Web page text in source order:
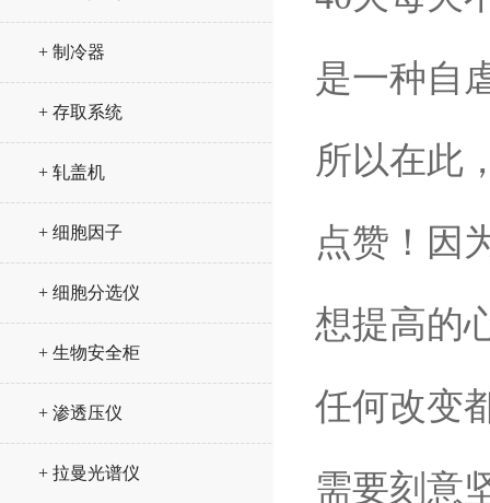
+ 制冷器
+ 存取系统
+ 轧盖机
+ 细胞因子
+ 细胞分选仪
+ 生物安全柜
+ 渗透压仪
+ 拉曼光谱仪
是一种自
所以在此
点赞！因
想提高的
任何改变
需要刻意